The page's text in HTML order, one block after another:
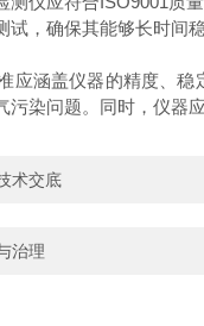
试，确保其能够长时间
应涵盖仪器的精度、
染问题。同时，仪
术交底
治理